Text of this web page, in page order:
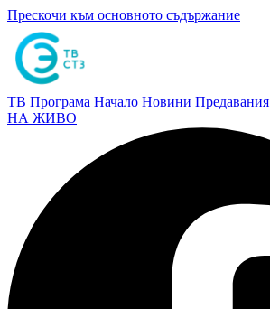
Прескочи към основното съдържание
ТВ Програма Начало Новини Предавания
НА ЖИВО